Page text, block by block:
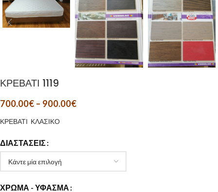
ΚΡΕΒΑΤΙ 1119
700.00€ – 900.00€
ΚΡΕΒΑΤΙ ΚΛΑΣΙΚΟ
ΔΙΑΣΤΆΣΕΙΣ
ΧΡΏΜΑ - ΎΦΑΣΜΑ